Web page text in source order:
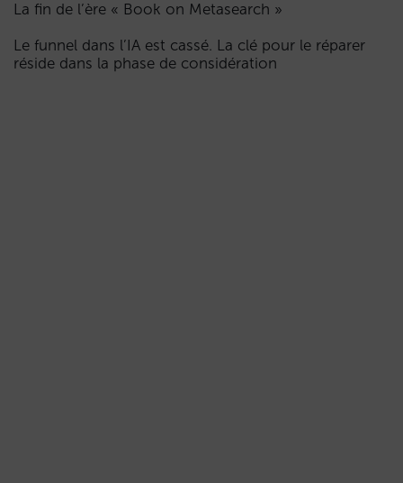
La fin de l’ère « Book on Metasearch »
Le funnel dans l’IA est cassé. La clé pour le réparer
réside dans la phase de considération